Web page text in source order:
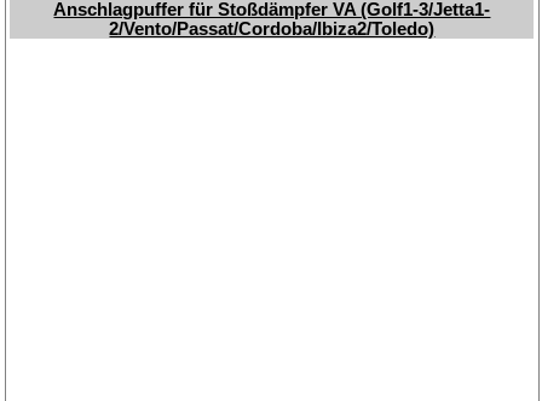
Anschlagpuffer für Stoßdämpfer VA (Golf1-3/Jetta1-
2/Vento/Passat/Cordoba/Ibiza2/Toledo)